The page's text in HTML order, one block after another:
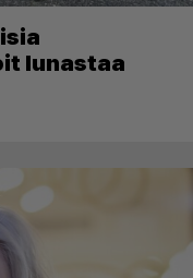
lunastaa